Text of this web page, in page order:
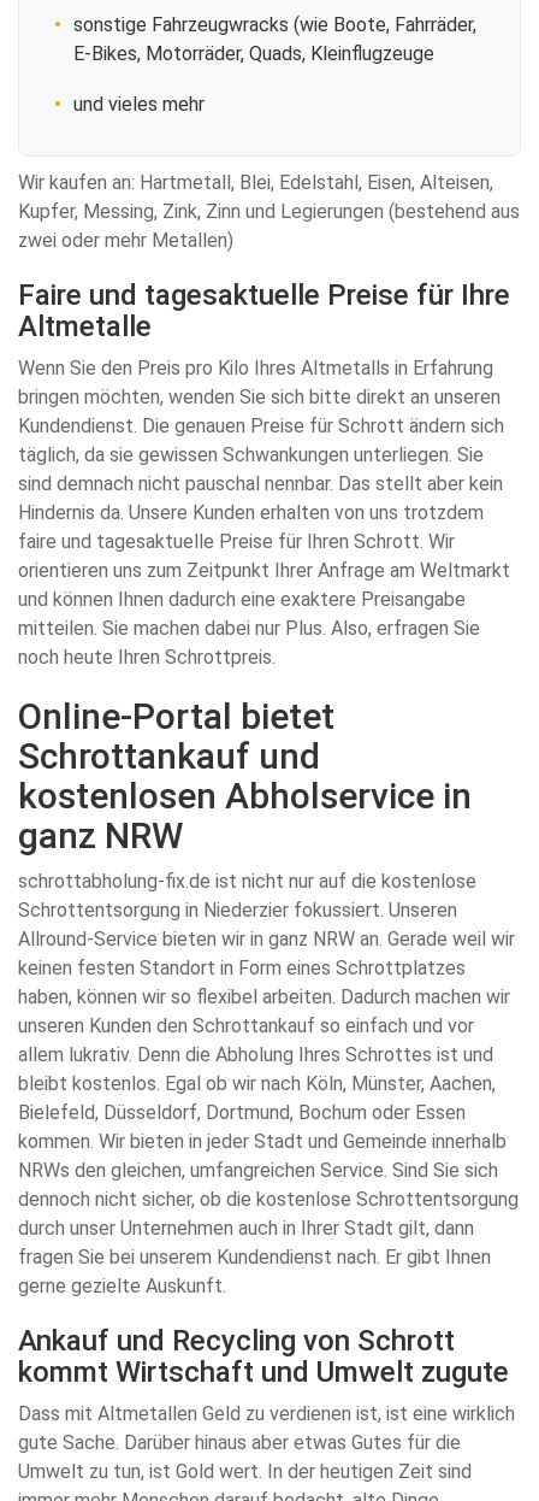
sonstige Fahrzeugwracks (wie Boote, Fahrräder,
E-Bikes, Motorräder, Quads, Kleinflugzeuge
und vieles mehr
Wir kaufen an: Hartmetall, Blei, Edelstahl, Eisen, Alteisen,
Kupfer, Messing, Zink, Zinn und Legierungen (bestehend aus
zwei oder mehr Metallen)
Faire und tagesaktuelle Preise für Ihre
Altmetalle
Wenn Sie den Preis pro Kilo Ihres Altmetalls in Erfahrung
bringen möchten, wenden Sie sich bitte direkt an unseren
Kundendienst. Die genauen Preise für Schrott ändern sich
täglich, da sie gewissen Schwankungen unterliegen. Sie
sind demnach nicht pauschal nennbar. Das stellt aber kein
Hindernis da. Unsere Kunden erhalten von uns trotzdem
faire und tagesaktuelle Preise für Ihren Schrott. Wir
orientieren uns zum Zeitpunkt Ihrer Anfrage am Weltmarkt
und können Ihnen dadurch eine exaktere Preisangabe
mitteilen. Sie machen dabei nur Plus. Also, erfragen Sie
noch heute Ihren Schrottpreis.
Online-Portal bietet
Schrottankauf und
kostenlosen Abholservice in
ganz NRW
schrottabholung-fix.de ist nicht nur auf die kostenlose
Schrottentsorgung in Niederzier fokussiert. Unseren
Allround-Service bieten wir in ganz NRW an. Gerade weil wir
keinen festen Standort in Form eines Schrottplatzes
haben, können wir so flexibel arbeiten. Dadurch machen wir
unseren Kunden den Schrottankauf so einfach und vor
allem lukrativ. Denn die Abholung Ihres Schrottes ist und
bleibt kostenlos. Egal ob wir nach Köln, Münster, Aachen,
Bielefeld, Düsseldorf, Dortmund, Bochum oder Essen
kommen. Wir bieten in jeder Stadt und Gemeinde innerhalb
NRWs den gleichen, umfangreichen Service. Sind Sie sich
dennoch nicht sicher, ob die kostenlose Schrottentsorgung
durch unser Unternehmen auch in Ihrer Stadt gilt, dann
fragen Sie bei unserem Kundendienst nach. Er gibt Ihnen
gerne gezielte Auskunft.
Ankauf und Recycling von Schrott
kommt Wirtschaft und Umwelt zugute
Dass mit Altmetallen Geld zu verdienen ist, ist eine wirklich
gute Sache. Darüber hinaus aber etwas Gutes für die
Umwelt zu tun, ist Gold wert. In der heutigen Zeit sind